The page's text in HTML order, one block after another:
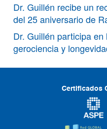
Dr. Guillén recibe un
del 25 aniversario de
Dr. Guillén participa
gerociencia y
Certificados